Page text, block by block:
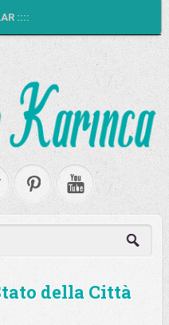
::::
della Città